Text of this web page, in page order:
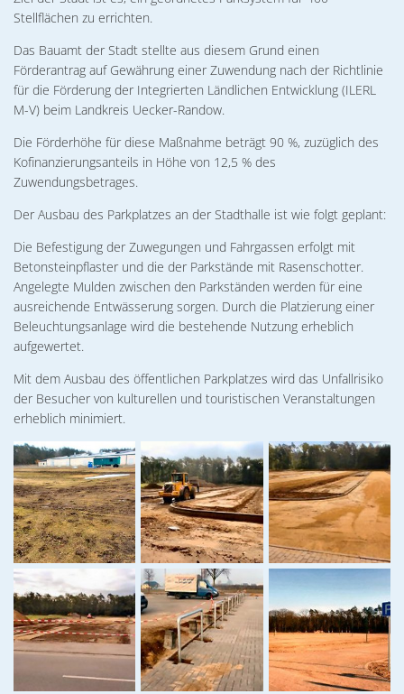
Europäischer Fonds für regionale
Stellflächen zu errichten.
Das Bauamt der Stadt stellte aus diesem Grund einen
Förderantrag auf Gewährung einer Zuwendung nach der Richtlinie
für die Förderung der Integrierten Ländlichen Entwicklung (ILERL
M-V) beim Landkreis Uecker-Randow.
Die Förderhöhe für diese Maßnahme beträgt 90 %, zuzüglich des
Kofinanzierungsanteils in Höhe von 12,5 % des
Zuwendungsbetrages.
Der Ausbau des Parkplatzes an der Stadthalle ist wie folgt geplant:
Die Befestigung der Zuwegungen und Fahrgassen erfolgt mit
Betonsteinpflaster und die der Parkstände mit Rasenschotter.
Angelegte Mulden zwischen den Parkständen werden für eine
ausreichende Entwässerung sorgen. Durch die Platzierung einer
Beleuchtungsanlage wird die bestehende Nutzung erheblich
aufgewertet.
Mit dem Ausbau des öffentlichen Parkplatzes wird das Unfallrisiko
der Besucher von kulturellen und touristischen Veranstaltungen
erheblich minimiert.